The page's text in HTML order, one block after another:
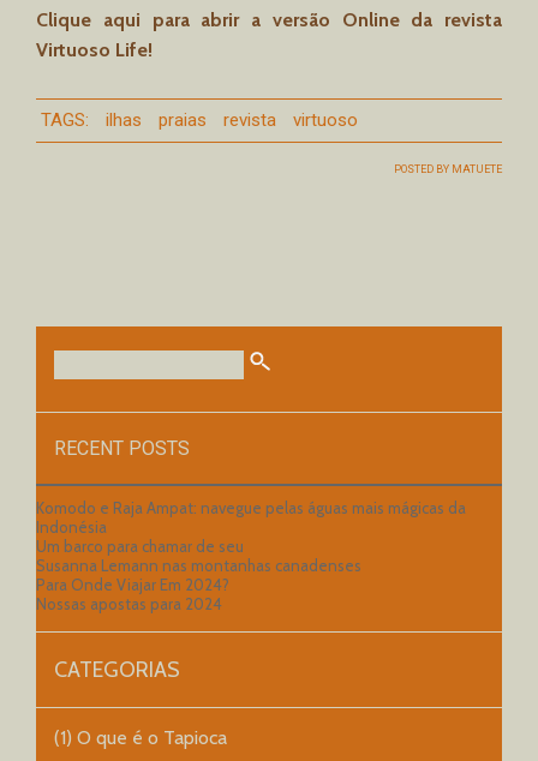
Clique aqui para abrir a versão Online da revista
Virtuoso Life!
TAGS: ilhas praias revista virtuoso
POSTED BY MATUETE
RECENT POSTS
Komodo e Raja Ampat: navegue pelas águas mais mágicas da
Indonésia
Um barco para chamar de seu
Susanna Lemann nas montanhas canadenses
Para Onde Viajar Em 2024?
Nossas apostas para 2024
CATEGORIAS
(1) O que é o Tapioca